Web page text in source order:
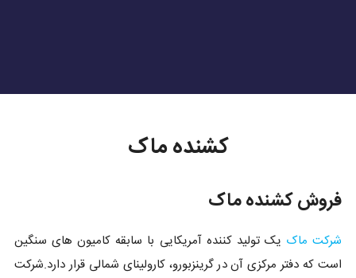
کشنده ماک
فروش کشنده ماک
شرکت ماک یک تولید کننده آمریکایی با سابقه کامیون های سنگین
است که دفتر مرکزی آن در گرینزبورو، کارولینای شمالی قرار دارد.شرکت